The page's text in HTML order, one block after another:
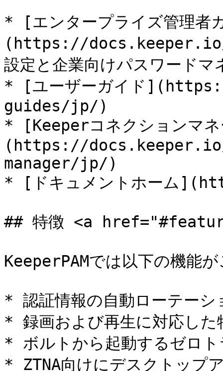
* [エンタープライズ管理者
(https://
設定と企業向けパスワードマ
* [ユーザーガイド
guides/jp/)
* [Keeperコネクションマ
(https://
manager/jp/)
* [ドキュメントホーム
## 特徴 <a
KeeperPAMでは以下の機能
* 認証情報の自動ローテーシ
* 録画および再生に対応した
* ボルトから起動するゼロト
* ZTNA向けにデスクトップ